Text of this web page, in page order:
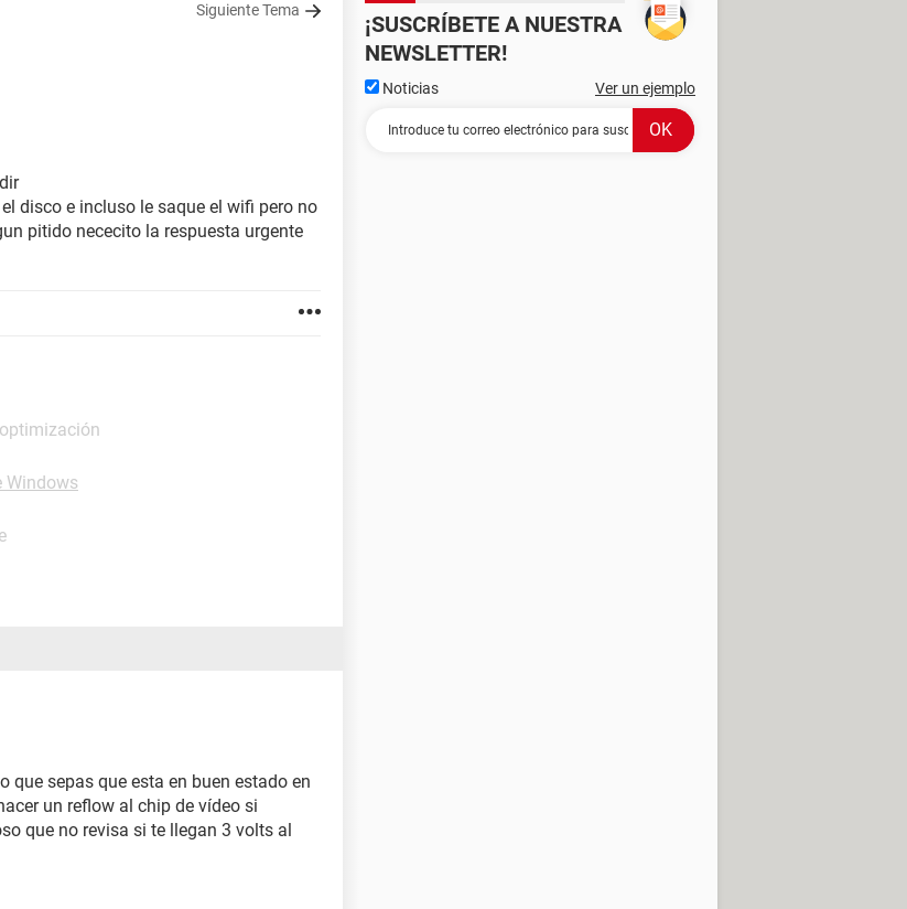
Siguiente Tema
disco e incluso le saque el wifi pero no
pitido nececito la respuesta urgente
Windows
que sepas que esta en buen estado en
un reflow al chip de vídeo si
que no revisa si te llegan 3 volts al
¡SUSCRÍBETE A NUESTRA
NEWSLETTER!
Noticias Ver un ejemplo